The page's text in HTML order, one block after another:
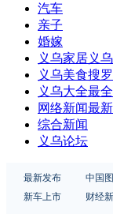
汽车
亲子
婚嫁
义乌家居义
义乌美食搜
义乌大全最
网络新闻最
综合新闻
义乌论坛
最新发布 中国
新车上市
财经